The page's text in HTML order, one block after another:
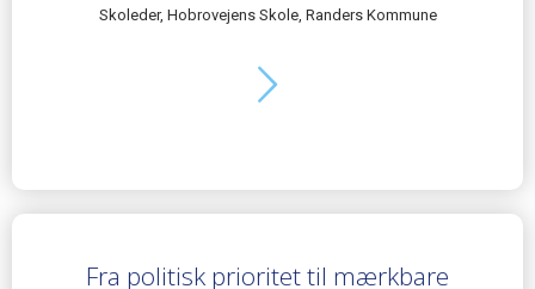
Skoleder, Hobrovejens Skole, Randers Kommune
Fra politisk prioritet til mærkbare